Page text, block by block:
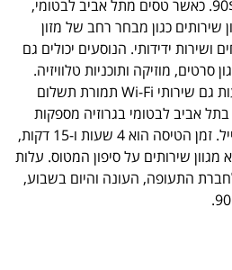
אביב לבטומי נעה בסביבות 90$. כאשר טסים מתל אביב לבטומי,
שירותים כגון מבחר רחב של מזון
ושירות ידידותי. הנוסעים יכולים גם
סרטים, מוזיקה ותוכניות טלוויזיה.
חברות תעופה מסוימות מציעות גם שירותי Wi-Fi תמורת תשלום
אביב לבטומי בגרוזיה מספקות
לנוסעים דרך נוחה ונוחה לטייל. זמן הטיסה הוא 4 שעות ו-15 דקות,
מגוון שירותים על סיפון המטוס. עלות
התעופה, העונה והיום בשבוע,